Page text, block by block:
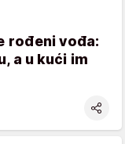
rođeni vođa:
a u kući im